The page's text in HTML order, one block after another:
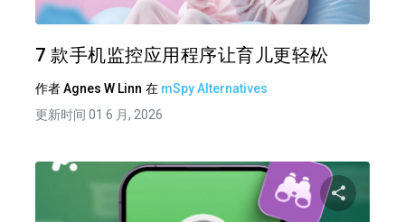
7 款手机监控应用程序让育儿更轻松
作者Agnes W Linn 在 mSpy Alternatives
更新时间 01 6 月, 2026